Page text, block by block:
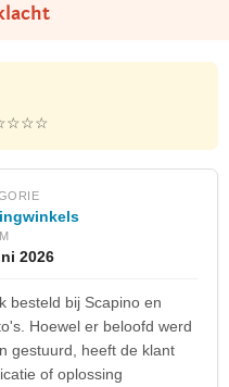
2026
besteld bij Scapino en
Hoewel er beloofd werd
gestuurd, heeft de klant
of oplossing